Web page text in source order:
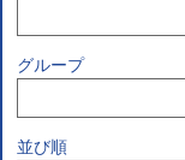
グループ
並び順